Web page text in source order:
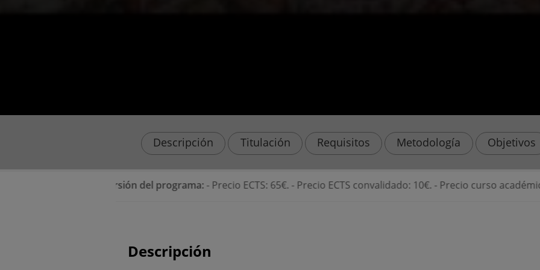
Descripción Titulación Requisitos Metodología Objetivos
Inversión del programa:- Precio ECTS: 65€. - Precio ECTS convalidado: 10€. - Precio curso académico (60 ECTS):
Descripción